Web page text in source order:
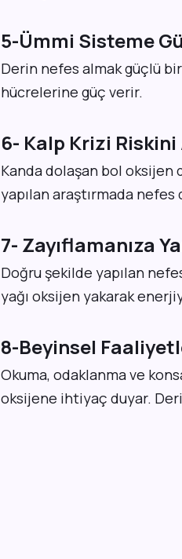
5-Ümmi Sisteme
Derin nefes almak güçlü
hücrelerine güç verir.
6- Kalp Krizi
Kanda dolaşan bol oksijen
yapılan araştırmada nefes
7- Zayıflamanıza
Doğru şekilde yapılan
yağı oksijen yakarak
8-Beyinsel
Okuma, odaklanma ve
oksijene ihtiyaç duyar.